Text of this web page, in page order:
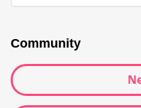
Community